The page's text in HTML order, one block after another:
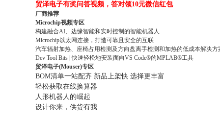
贸泽电子有奖问答视频，答对领10元微信红包
厂商推荐
Microchip视频专区
构建融合AI、边缘智能和实时控制的智能机器人
Microchip以太网连接，打造可靠且安全的互联
汽车辐射加热、座椅占用检测及方向盘离手检测和加热的低成本解决方
Dev Tool Bits | 快速轻松地安装面向VS Code®的MPLAB®工具
贸泽电子(Mouser)专区
BOM清单一站配齐 新品上架快 选择更丰富
轻松获取在线换算器
人形机器人的崛起
设计你来，供货有我